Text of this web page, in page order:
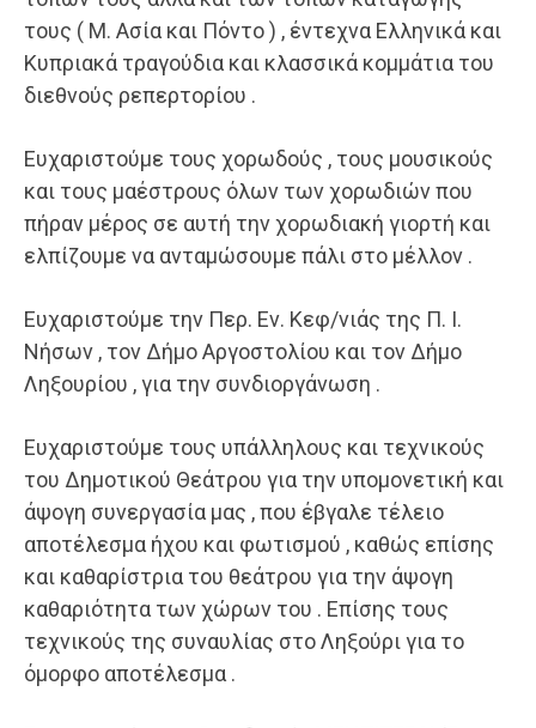
τους ( Μ. Ασία και Πόντο ) , έντεχνα Ελληνικά και
Κυπριακά τραγούδια και κλασσικά κομμάτια του
διεθνούς ρεπερτορίου .
Ευχαριστούμε τους χορωδούς , τους μουσικούς
και τους μαέστρους όλων των χορωδιών που
πήραν μέρος σε αυτή την χορωδιακή γιορτή και
ελπίζουμε να ανταμώσουμε πάλι στο μέλλον .
Ευχαριστούμε την Περ. Εν. Κεφ/νιάς της Π. Ι.
Νήσων , τον Δήμο Αργοστολίου και τον Δήμο
Ληξουρίου , για την συνδιοργάνωση .
Ευχαριστούμε τους υπάλληλους και τεχνικούς
του Δημοτικού Θεάτρου για την υπομονετική και
άψογη συνεργασία μας , που έβγαλε τέλειο
αποτέλεσμα ήχου και φωτισμού , καθώς επίσης
και καθαρίστρια του θεάτρου για την άψογη
καθαριότητα των χώρων του . Επίσης τους
τεχνικούς της συναυλίας στο Ληξούρι για το
όμορφο αποτέλεσμα .